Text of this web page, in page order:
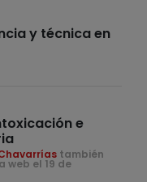
y técnica en
e
también
web el 19 de